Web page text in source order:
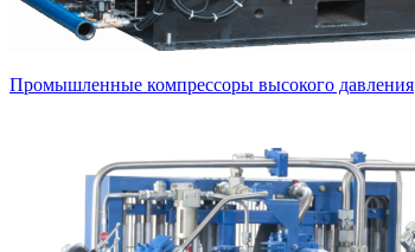
Промышленные компрессоры высокого давления